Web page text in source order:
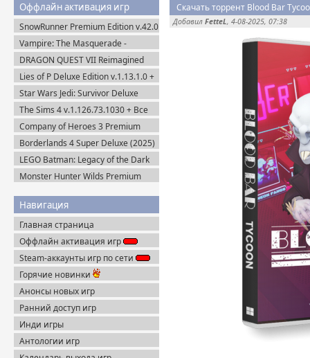
Оффлайн активация игр
SnowRunner Premium Edition v.42.0
+ Все DLC (2020) Пиратка
Vampire: The Masquerade -
Bloodlines 2 Premium Edition
v.53085 (2025) Portable
DRAGON QUEST VII Reimagined
v.1.1.1.0 + Все DLC (2026) Пиратка
Lies of P Deluxe Edition v.1.13.1.0 +
Все DLC (2023) Пиратка
Star Wars Jedi: Survivor Deluxe
Edition (2023) Steam-Rip
The Sims 4 v.1.126.73.1030 + Все
DLC (2014-2025) Portable
Company of Heroes 3 Premium
Edition (2023) RePack
Borderlands 4 Super Deluxe (2025)
Steam-Rip
LEGO Batman: Legacy of the Dark
Knight / ЛЕГО Бэтмен: Наследие
Тёмного Рыцаря (2026) Portable
Monster Hunter Wilds Premium
Навигация
Главная страница
Оффлайн активация игр
Steam-аккаунты игр по сети
Горячие новинки
Анонсы новых игр
Ранний доступ игр
Инди игры
Антологии игр
Скачать торрент Blood Bar
Добавил FetteL, 4-08-2025, 07:38